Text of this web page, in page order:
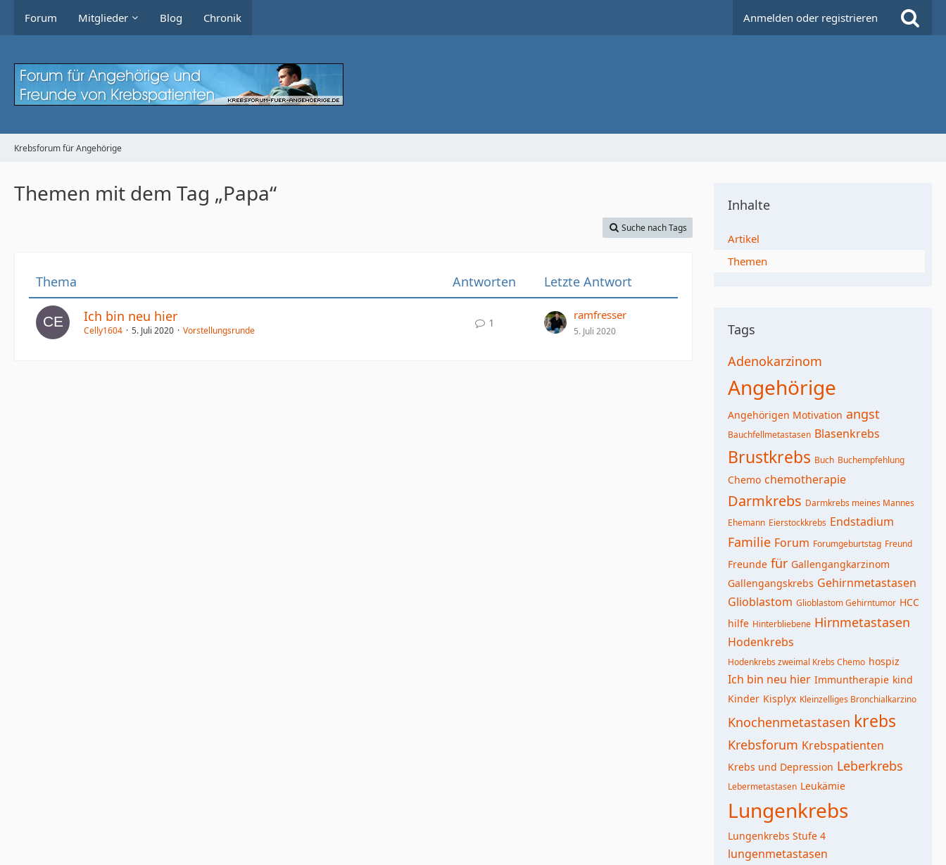
Forum Mitglieder Blog Chronik Anmelden oder registrieren
Krebsforum für Angehörige
Themen mit dem Tag „Papa“
Suche nach Tags
Thema Antworten Letzte Antwort
Ich bin neu hier
Celly1604 5. Juli 2020 Vorstellungsrunde
1
ramfresser
5. Juli 2020
Inhalte
Artikel
Themen
Tags
Adenokarzinom
Angehörige
Angehörigen Motivation angst
Bauchfellmetastasen Blasenkrebs
Brustkrebs Buch Buchempfehlung
Chemo chemotherapie
Darmkrebs Darmkrebs meines Mannes
Ehemann Eierstockkrebs Endstadium
Familie Forum Forumgeburtstag Freund
Freunde für Gallengangkarzinom
Gallengangskrebs Gehirnmetastasen
Glioblastom Glioblastom Gehirntumor HCC
hilfe Hinterbliebene Hirnmetastasen
Hodenkrebs
Hodenkrebs zweimal Krebs Chemo hospiz
Ich bin neu hier Immuntherapie kind
Kinder Kisplyx Kleinzelliges Bronchialkarzino
Knochenmetastasen krebs
Krebsforum Krebspatienten
Krebs und Depression Leberkrebs
Lebermetastasen Leukämie
Lungenkrebs
Lungenkrebs Stufe 4
lungenmetastasen